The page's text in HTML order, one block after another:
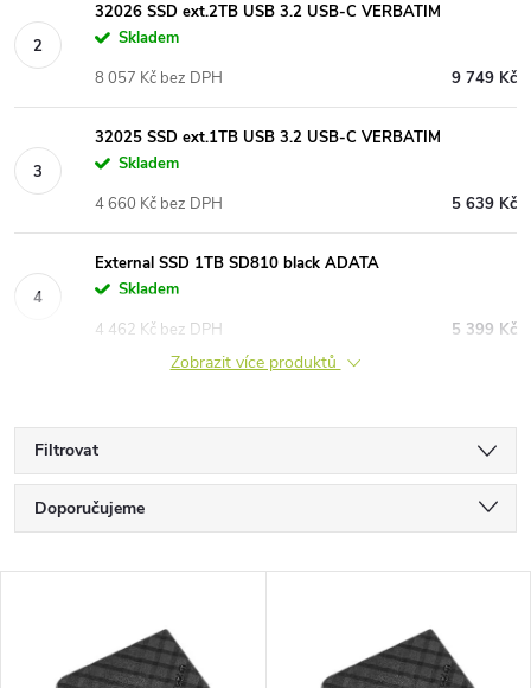
32026 SSD ext.2TB USB 3.2 USB-C VERBATIM
Skladem
9 749 Kč
8 057 Kč bez DPH
32025 SSD ext.1TB USB 3.2 USB-C VERBATIM
Skladem
5 639 Kč
4 660 Kč bez DPH
External SSD 1TB SD810 black ADATA
Skladem
5 399 Kč
4 462 Kč bez DPH
Zobrazit více produktů
Filtrovat
Ř
a
Doporučujeme
Nejprodávanější